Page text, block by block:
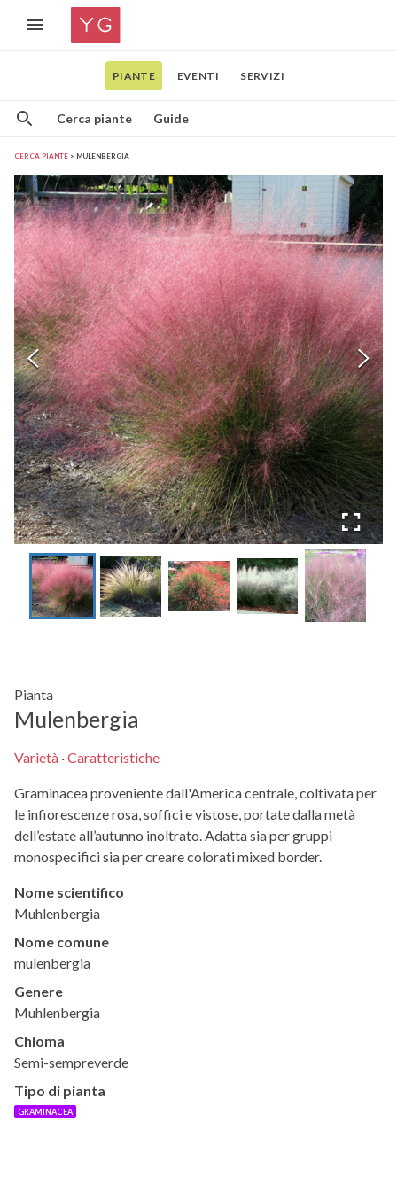
PIANTE EVENTI SERVIZI
Cerca piante Guide
CERCA PIANTE MULENBERGIA
Pianta
Mulenbergia
Varietà ·Caratteristiche
Graminacea proveniente dall'America centrale, coltivata per
le infiorescenze rosa, soffici e vistose, portate dalla metà
dell’estate all’autunno inoltrato. Adatta sia per gruppi
monospecifici sia per creare colorati mixed border.
Nome scientifico
Muhlenbergia
Nome comune
mulenbergia
Genere
Muhlenbergia
Chioma
Semi-sempreverde
Tipo di pianta
GRAMINACEA